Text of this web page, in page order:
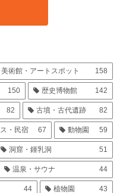
美術館・アートスポット 158
150 歴史博物館 142
82 古墳・古代遺跡 82
・民宿 67 動物園 59
洞窟・鍾乳洞 51
温泉・サウナ 44
44 植物園 43